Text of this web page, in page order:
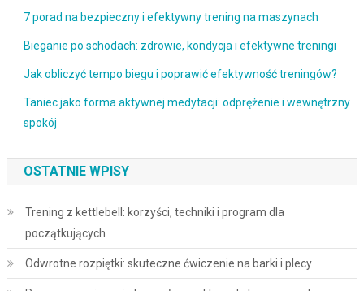
7 porad na bezpieczny i efektywny trening na maszynach
Bieganie po schodach: zdrowie, kondycja i efektywne treningi
Jak obliczyć tempo biegu i poprawić efektywność treningów?
Taniec jako forma aktywnej medytacji: odprężenie i wewnętrzny
spokój
OSTATNIE WPISY
Trening z kettlebell: korzyści, techniki i program dla
początkujących
Odwrotne rozpiętki: skuteczne ćwiczenie na barki i plecy